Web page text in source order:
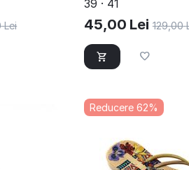
Lei
39 · 41
45,00 Lei 129,00
Reducere 62%